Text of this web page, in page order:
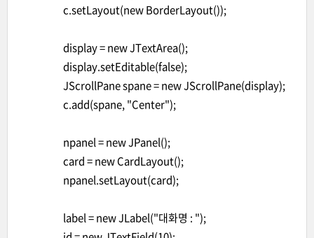
c.setLayout(new BorderLayout());
display = new JTextArea();
display.setEditable(false);
JScrollPane spane = new JScrollPane(display);
c.add(spane, "Center");
npanel = new JPanel();
card = new CardLayout();
npanel.setLayout(card);
label = new JLabel("대화명 : ");